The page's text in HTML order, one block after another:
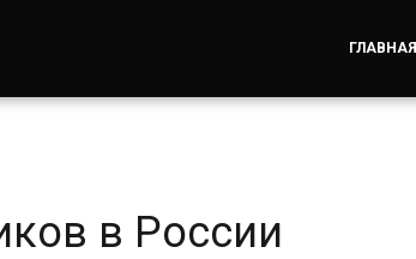
ГЛАВНАЯ
в России